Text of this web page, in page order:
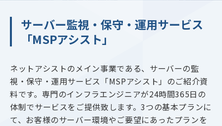
サーバー監視・保守・運用サービス
「MSPアシスト」
ネットアシストのメイン事業である、サーバーの監
視・保守・運用サービス「MSPアシスト」のご紹介資
料です。専門のインフラエンジニアが24時間365日の
体制でサービスをご提供致します。3つの基本プランに
て、お客様のサーバー環境やご要望にあったプランを